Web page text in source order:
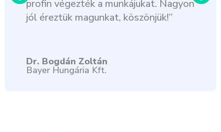
profin végezték a munkájukat. Nagyon
jól éreztük magunkat, köszönjük!”
Dr. Bogdán Zoltán
Bayer Hungária Kft.